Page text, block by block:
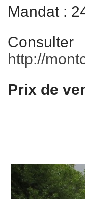
Mandat :
http://
Prix de